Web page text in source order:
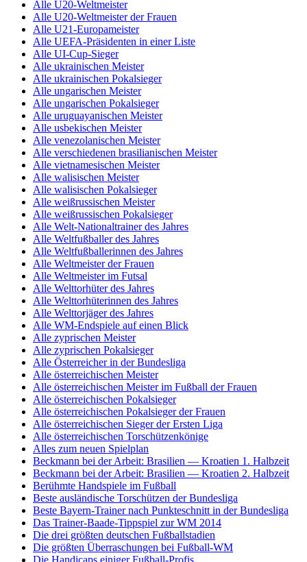
Alle U20-Weltmeister
Alle U20-Weltmeister der Frauen
Alle U21-Europameister
Alle UEFA-Präsidenten in einer Liste
Alle UI-Cup-Sieger
Alle ukrainischen Meister
Alle ukrainischen Pokalsieger
Alle ungarischen Meister
Alle ungarischen Pokalsieger
Alle uruguayanischen Meister
Alle usbekischen Meister
Alle venezolanischen Meister
Alle verschiedenen brasilianischen Meister
Alle vietnamesischen Meister
Alle walisischen Meister
Alle walisischen Pokalsieger
Alle weißrussischen Meister
Alle weißrussischen Pokalsieger
Alle Welt-Nationaltrainer des Jahres
Alle Weltfußballer des Jahres
Alle Weltfußballerinnen des Jahres
Alle Weltmeister der Frauen
Alle Weltmeister im Futsal
Alle Welttorhüter des Jahres
Alle Welttorhüterinnen des Jahres
Alle Welttorjäger des Jahres
Alle WM-Endspiele auf einen Blick
Alle zyprischen Meister
Alle zyprischen Pokalsieger
Alle Österreicher in der Bundesliga
Alle österreichischen Meister
Alle österreichischen Meister im Fußball der Frauen
Alle österreichischen Pokalsieger
Alle österreichischen Pokalsieger der Frauen
Alle österreichischen Sieger der Ersten Liga
Alle österreichischen Torschützenkönige
Alles zum neuen Spielplan
Beckmann bei der Arbeit: Brasilien — Kroatien 1. Halbzeit
Beckmann bei der Arbeit: Brasilien — Kroatien 2. Halbzeit
Berühmte Handspiele im Fußball
Beste ausländische Torschützen der Bundesliga
Beste Bayern-Trainer nach Punkteschnitt in der Bundesliga
Das Trainer-Baade-Tippspiel zur WM 2014
Die drei größten deutschen Fußballstadien
Die größten Überraschungen bei Fußball-WM
Die Handicaps einiger Fußball-Profis